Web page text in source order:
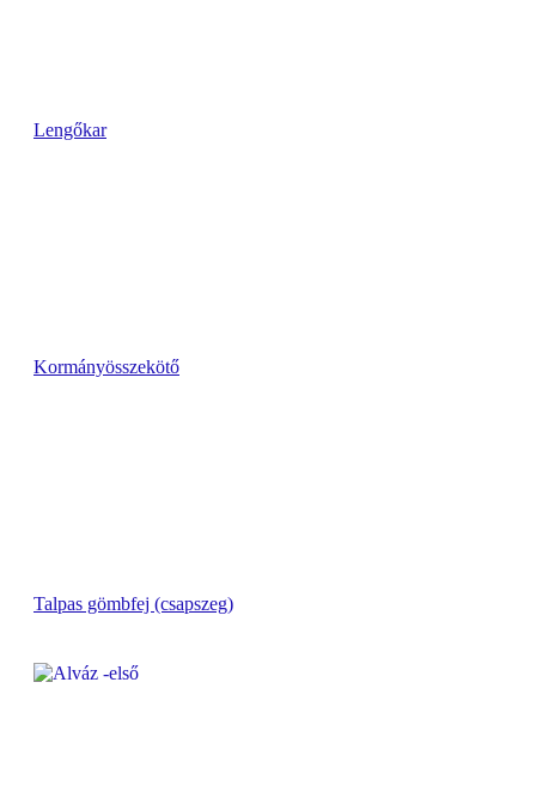
Lengőkar
Kormányösszekötő
Talpas gömbfej (csapszeg)